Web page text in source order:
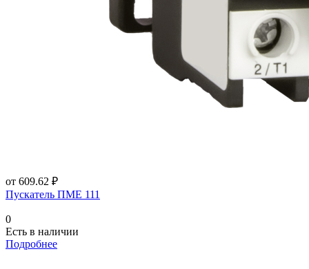
от 609.62 ₽
Пускатель ПМЕ 111
0
Есть в наличии
Подробнее